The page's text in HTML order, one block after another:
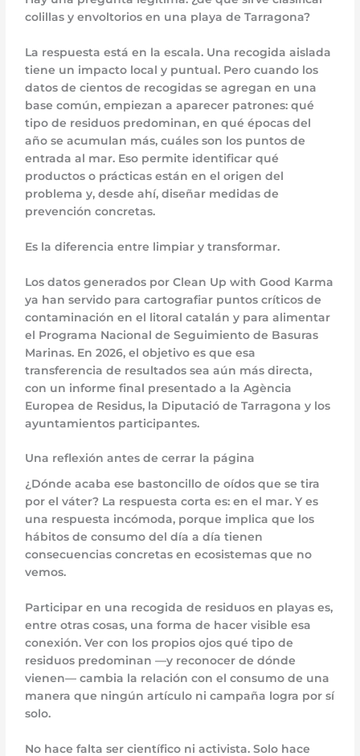
colillas y envoltorios en una playa de Tarragona?
La respuesta está en la escala. Una recogida aislada
tiene un impacto local y puntual. Pero cuando los
datos de cientos de recogidas se agregan en una
base común, empiezan a aparecer patrones: qué
tipo de residuos predominan, en qué épocas del
año se acumulan más, cuáles son los puntos de
entrada al mar. Eso permite identificar qué
productos o prácticas están en el origen del
problema y, desde ahí, diseñar medidas de
prevención concretas.
Es la diferencia entre limpiar y transformar.
Los datos generados por Clean Up with Good Karma
ya han servido para cartografiar puntos críticos de
contaminación en el litoral catalán y para alimentar
el Programa Nacional de Seguimiento de Basuras
Marinas. En 2026, el objetivo es que esa
transferencia de resultados sea aún más directa,
con un informe final presentado a la Agència
Europea de Residus, la Diputació de Tarragona y los
ayuntamientos participantes.
Una reflexión antes de cerrar la página
¿Dónde acaba ese bastoncillo de oídos que se tira
por el váter? La respuesta corta es: en el mar. Y es
una respuesta incómoda, porque implica que los
hábitos de consumo del día a día tienen
consecuencias concretas en ecosistemas que no
vemos.
Participar en una recogida de residuos en playas es,
entre otras cosas, una forma de hacer visible esa
conexión. Ver con los propios ojos qué tipo de
residuos predominan —y reconocer de dónde
vienen— cambia la relación con el consumo de una
manera que ningún artículo ni campaña logra por sí
solo.
No hace falta ser científico ni activista. Solo hace